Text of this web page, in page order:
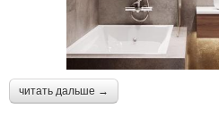
читать дальше →